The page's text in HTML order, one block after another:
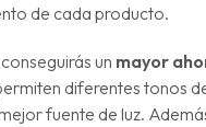
de cada producto.
un mayor
diferentes tonos
fuente de luz.